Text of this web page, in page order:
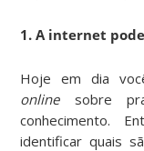
1. A internet
Hoje em dia
onlinesobre
conhecimento.
identificar quais